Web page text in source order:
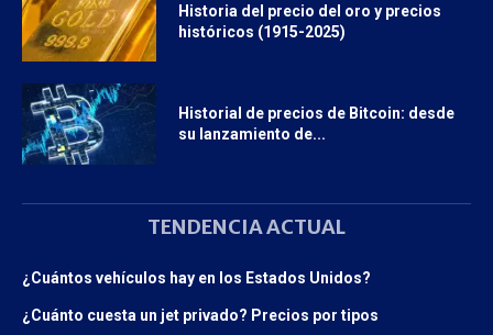
Historia del precio del oro y precios
históricos (1915-2025)
Historial de precios de Bitcoin: desde
su lanzamiento de...
TENDENCIA ACTUAL
¿Cuántos vehículos hay en los Estados Unidos?
¿Cuánto cuesta un jet privado? Precios por tipos